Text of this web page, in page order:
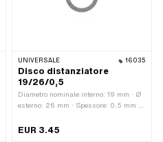
UNIVERSALE 16035
Disco distanziatore
19/26/0,5
Diametro nominale interno: 19 mm · Ø
esterno: 26 mm · Spessore: 0.5 mm ·
/ oliato · Ø interno: 19 mm
EUR 3.45